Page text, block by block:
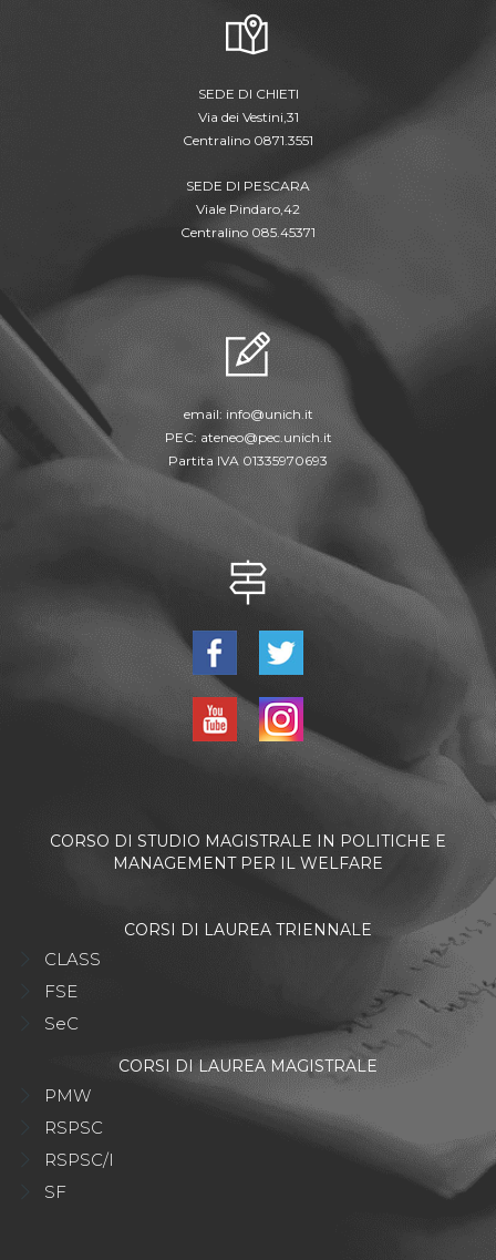
SEDE DI CHIETI
Via dei Vestini,31
Centralino 0871.3551
SEDE DI PESCARA
Viale Pindaro,42
Centralino 085.45371
email: info@unich.it
PEC: ateneo@pec.unich.it
Partita IVA 01335970693
CORSO DI STUDIO MAGISTRALE IN POLITICHE E
MANAGEMENT PER IL WELFARE
CORSI DI LAUREA TRIENNALE
CLASS
FSE
SeC
CORSI DI LAUREA MAGISTRALE
PMW
RSPSC
RSPSC/I
SF